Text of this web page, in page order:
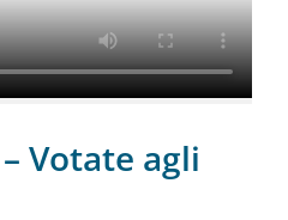
Votate agli